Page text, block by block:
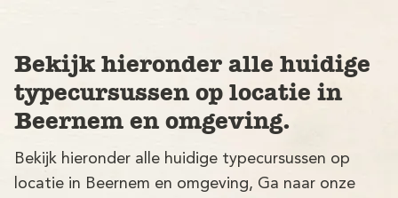
Bekijk hieronder alle huidige
typecursussen op locatie in
Beernem en omgeving.
Bekijk hieronder alle huidige typecursussen op
locatie in Beernem en omgeving, Ga naar onze